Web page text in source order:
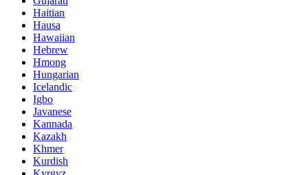
Haitian
Hausa
Hawaiian
Hebrew
Hmong
Hungarian
Icelandic
Igbo
Javanese
Kannada
Kazakh
Khmer
Kurdish